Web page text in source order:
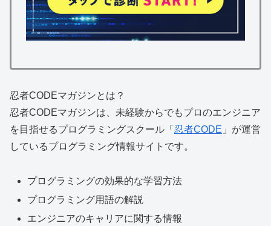
忍者CODEマガジンとは？
忍者CODEマガジンは、 未経験からでもプロのエンジニア
を目指せるプログラミングスクール「 忍者CODE 」が運営
しているプログラミング情報サイトです。
プログラミングの効果的な学習方法
プログラミング用語の解説
エンジニアのキャリアに関する情報